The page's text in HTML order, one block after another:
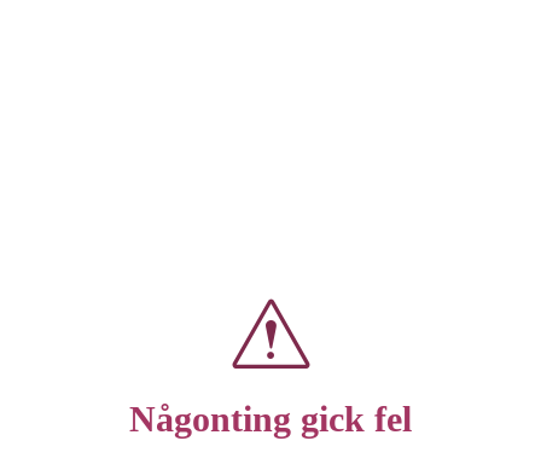
Någonting gick fel